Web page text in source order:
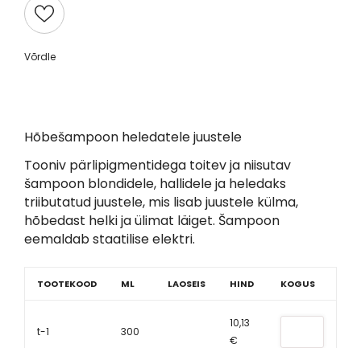
Võrdle
Hõbešampoon heledatele juustele
Tooniv pärlipigmentidega toitev ja niisutav
šampoon blondidele, hallidele ja heledaks
triibutatud juustele, mis lisab juustele külma,
hõbedast helki ja ülimat läiget. Šampoon
eemaldab staatilise elektri.
TOOTEKOOD ML LAOSEIS HIND KOGUS
t-1 300
10,13
€